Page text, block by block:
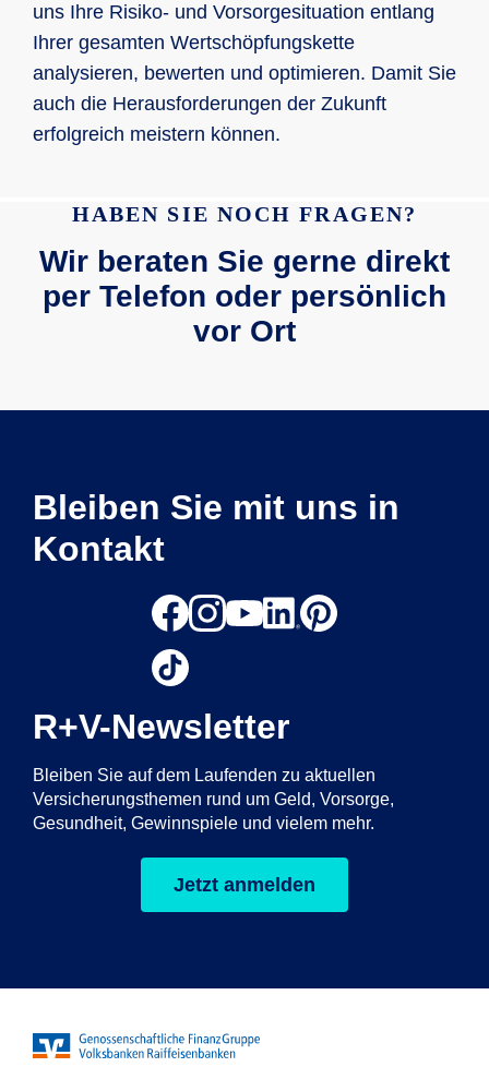
uns Ihre Risiko- und Vorsorgesituation entlang
Ihrer gesamten Wertschöpfungskette
analysieren, bewerten und optimieren. Damit Sie
auch die Herausforderungen der Zukunft
erfolgreich meistern können.
HABEN SIE NOCH FRAGEN?
Wir beraten Sie gerne direkt
per Telefon oder persönlich
vor Ort
Bleiben Sie mit uns in
Kontakt
R+V-Newsletter
Bleiben Sie auf dem Laufenden zu aktuellen
Versicherungsthemen rund um Geld, Vorsorge,
Gesundheit, Gewinnspiele und vielem mehr.
Jetzt anmelden